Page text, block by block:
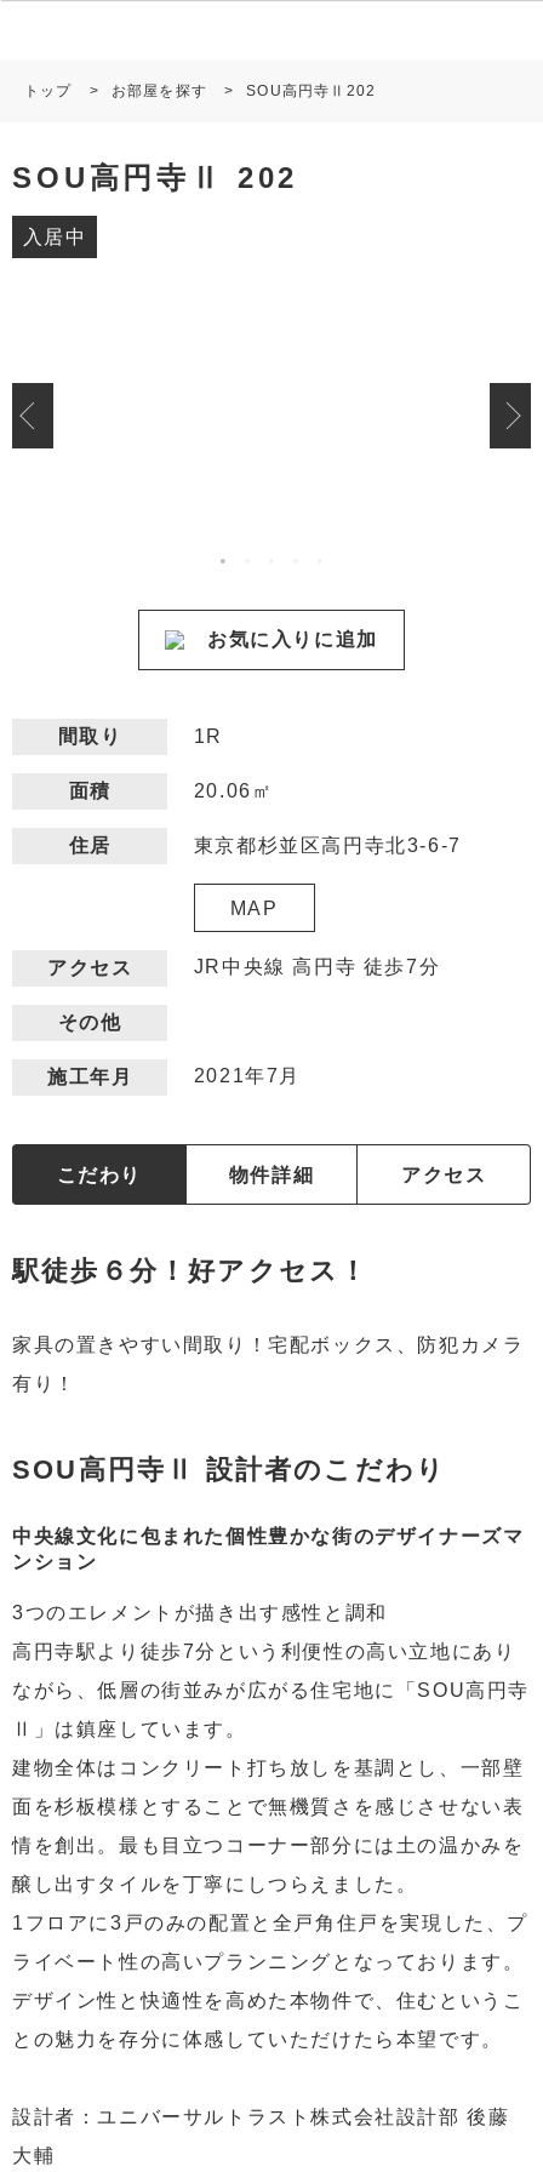
トップ > お部屋を探す > SOU高円寺Ⅱ202
SOU高円寺Ⅱ 202
入居中
お気に入りに追加
間取り 1R
面積 20.06㎡
住居 東京都杉並区高円寺北3-6-7
MAP
アクセス JR中央線 高円寺 徒歩7分
その他
施工年月 2021年7月
こだわり 物件詳細 アクセス
駅徒歩６分！好アクセス！
家具の置きやすい間取り！宅配ボックス、防犯カメラ
有り！
SOU高円寺Ⅱ 設計者のこだわり
中央線文化に包まれた個性豊かな街のデザイナーズマ
ンション
3つのエレメントが描き出す感性と調和
高円寺駅より徒歩7分という利便性の高い立地にあり
ながら、低層の街並みが広がる住宅地に「SOU高円寺
Ⅱ」は鎮座しています。
建物全体はコンクリート打ち放しを基調とし、一部壁
面を杉板模様とすることで無機質さを感じさせない表
情を創出。最も目立つコーナー部分には土の温かみを
醸し出すタイルを丁寧にしつらえました。
1フロアに3戸のみの配置と全戸角住戸を実現した、プ
ライベート性の高いプランニングとなっております。
デザイン性と快適性を高めた本物件で、住むというこ
との魅力を存分に体感していただけたら本望です。
設計者：ユニバーサルトラスト株式会社設計部 後藤
大輔